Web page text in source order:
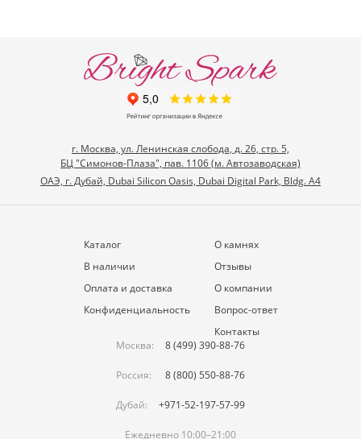
г. Москва, ул. Ленинская слобода, д. 26, стр. 5,
БЦ "Симонов-Плаза", пав. 1106 (м. Автозаводская)
ОАЭ, г. Дубай, Dubai Silicon Oasis, Dubai Digital Park, Bldg. A4
Каталог
В наличии
Оплата и доставка
Конфиденциальность
О камнях
Отзывы
О компании
Вопрос-ответ
Контакты
Москва:
8 (499) 390-88-76
Россия: 8 (800) 550-88-76
Дубай: +971-52-197-57-99
Ежедневно 10:00–21:00